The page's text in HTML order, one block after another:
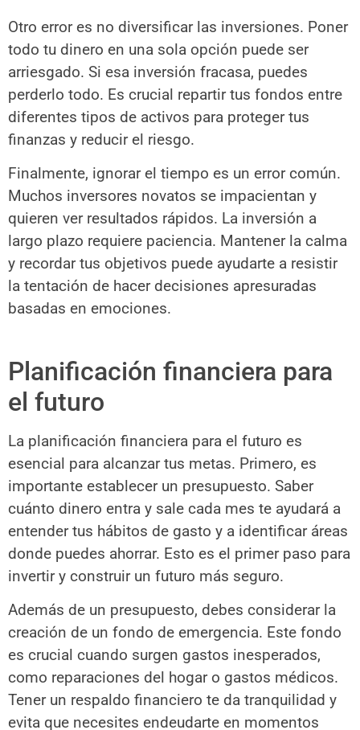
Otro error es no diversificar las inversiones. Poner
todo tu dinero en una sola opción puede ser
arriesgado. Si esa inversión fracasa, puedes
perderlo todo. Es crucial repartir tus fondos entre
diferentes tipos de activos para proteger tus
finanzas y reducir el riesgo.
Finalmente, ignorar el tiempo es un error común.
Muchos inversores novatos se impacientan y
quieren ver resultados rápidos. La inversión a
largo plazo requiere paciencia. Mantener la calma
y recordar tus objetivos puede ayudarte a resistir
la tentación de hacer decisiones apresuradas
basadas en emociones.
Planificación financiera para
el futuro
La planificación financiera para el futuro es
esencial para alcanzar tus metas. Primero, es
importante establecer un presupuesto. Saber
cuánto dinero entra y sale cada mes te ayudará a
entender tus hábitos de gasto y a identificar áreas
donde puedes ahorrar. Esto es el primer paso para
invertir y construir un futuro más seguro.
Además de un presupuesto, debes considerar la
creación de un fondo de emergencia. Este fondo
es crucial cuando surgen gastos inesperados,
como reparaciones del hogar o gastos médicos.
Tener un respaldo financiero te da tranquilidad y
evita que necesites endeudarte en momentos